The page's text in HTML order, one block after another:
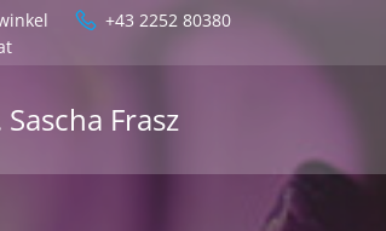
+43 2252 80380
Frasz